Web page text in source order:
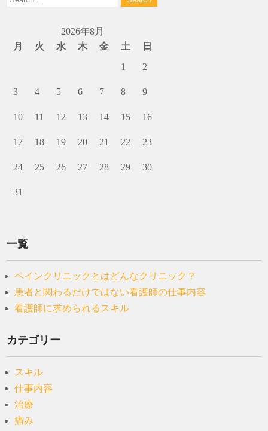
2026年8月
月
火 水 木 金 土
日
1
2
3 4 5 6 7 8 9
10 11 12 13 14 15 16
17 18 19 20 21 22 23
24 25 26 27 28 29 30
31
一覧
ペインクリニックとはどんなクリニック？
患者と関わるだけではない看護師の仕事内容
看護師に求められるスキル
カテゴリー
スキル
仕事内容
治療
痛み